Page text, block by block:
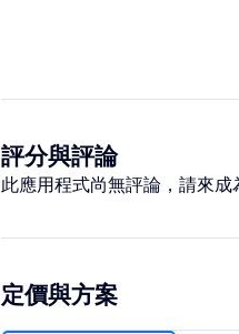
評分與評論
此應用程式尚無評論，請來成
定價與方案